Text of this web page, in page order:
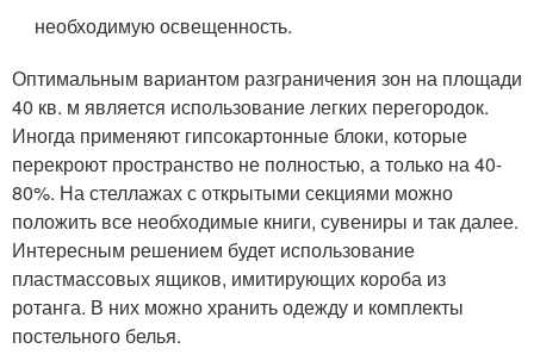
необходимую освещенность.
Оптимальным вариантом разграничения зон на площади
40 кв. м является использование легких перегородок.
Иногда применяют гипсокартонные блоки, которые
перекроют пространство не полностью, а только на 40-
80%. На стеллажах с открытыми секциями можно
положить все необходимые книги, сувениры и так далее.
Интересным решением будет использование
пластмассовых ящиков, имитирующих короба из
ротанга. В них можно хранить одежду и комплекты
постельного белья.